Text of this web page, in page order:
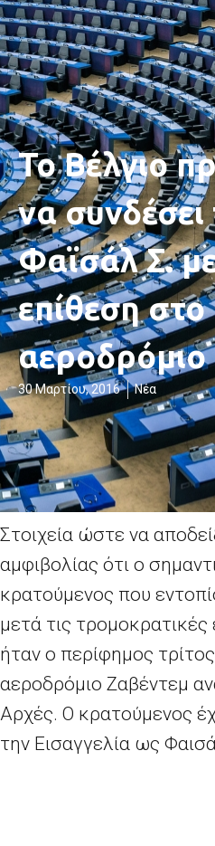
Το Βέλγιο
να συνδέσει
Φαϊσάλ Σ.
επίθεση στο
αεροδρόμιο
30 Μαρτίου, 2016 Νέα
Στοιχεία ώστε να
αμφιβολίας ότι ο
κρατούμενος που
μετά τις τρομοκρατικές
ήταν ο περίφημος
αεροδρόμιο Ζαβέντεμ
Αρχές. Ο κρατούμενος
την Εισαγγελία ως